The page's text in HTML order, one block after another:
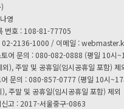
영
번호 : 108-81-77705
02-2136-1000 / 이메일 :
토어 문의 : 080-082-0888 (평일 10시
), 주말 및 공휴일(임시공휴일 포함) 제
어 문의 : 080-857-0777 (평일 10시~17
주말 및 공휴일(임시공휴일 포함) 제외
신고 : 2017-서울중구-0863